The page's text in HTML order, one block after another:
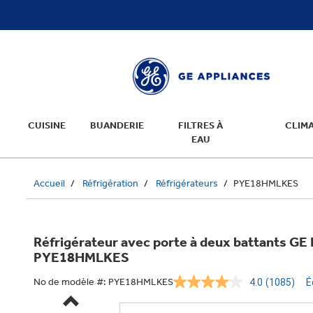
CUISINE BUANDERIE
FILTRES À
EAU
Accueil Réfrigération Réfrigérateurs PYE18HMLKES
Réfrigérateur avec porte à deux battants GE
PYE18HMLKES
No de modèle #: PYE18HMLKES 4.0 Lire
(1085)